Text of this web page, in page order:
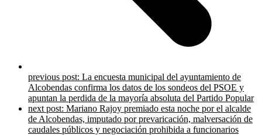
previous post: La encuesta municipal del ayuntamiento de
Alcobendas confirma los datos de los sondeos del PSOE y
apuntan la perdida de la mayoría absoluta del Partido Popular
next post: Mariano Rajoy premiado esta noche por el alcalde
de Alcobendas, imputado por prevaricación, malversación de
caudales públicos y negociación prohibida a funcionarios